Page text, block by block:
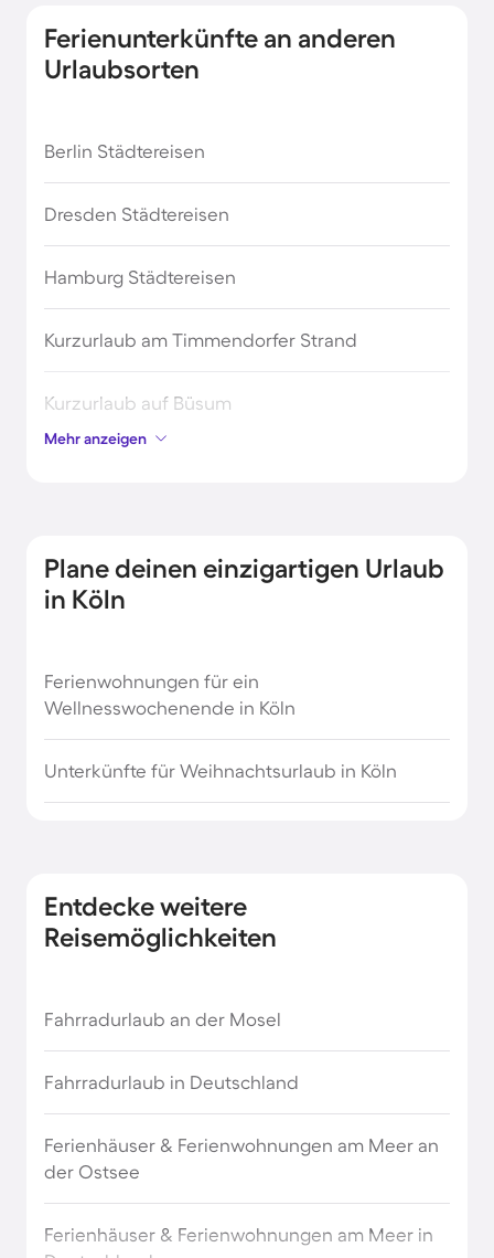
Ferienunterkünfte an anderen
Urlaubsorten
Berlin Städtereisen
Dresden Städtereisen
Hamburg Städtereisen
Kurzurlaub am Timmendorfer Strand
Kurzurlaub auf Büsum
Kurzurlaub auf Norderney
Kurzurlaub in Baden Baden
Kurzurlaub in Bamberg
Kurzurlaub in Boltenhagen
Kurzurlaub in Bremen
Kurzurlaub in Bremerhaven
Kurzurlaub in Dortmund
Mehr anzeigen
Plane deinen einzigartigen Urlaub
in Köln
Ferienwohnungen für ein
Wellnesswochenende in Köln
Unterkünfte für Weihnachtsurlaub in Köln
Entdecke weitere
Reisemöglichkeiten
Fahrradurlaub an der Mosel
Fahrradurlaub in Deutschland
Ferienhäuser & Ferienwohnungen am Meer an
der Ostsee
Ferienhäuser & Ferienwohnungen am Meer in